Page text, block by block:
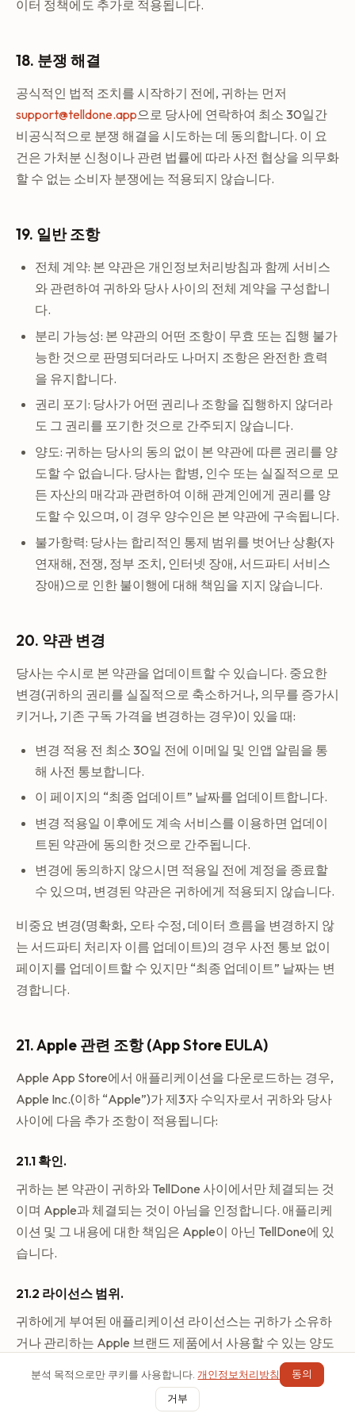
이터 정책에도 추가로 적용됩니다.
18. 분쟁 해결
공식적인 법적 조치를 시작하기 전에, 귀하는 먼저
support@telldone.app으로 당사에 연락하여 최소 30일간
비공식적으로 분쟁 해결을 시도하는 데 동의합니다. 이 요
건은 가처분 신청이나 관련 법률에 따라 사전 협상을 의무화
할 수 없는 소비자 분쟁에는 적용되지 않습니다.
19. 일반 조항
전체 계약: 본 약관은 개인정보처리방침과 함께 서비스
와 관련하여 귀하와 당사 사이의 전체 계약을 구성합니
다.
분리 가능성: 본 약관의 어떤 조항이 무효 또는 집행 불가
능한 것으로 판명되더라도 나머지 조항은 완전한 효력
을 유지합니다.
권리 포기: 당사가 어떤 권리나 조항을 집행하지 않더라
도 그 권리를 포기한 것으로 간주되지 않습니다.
양도: 귀하는 당사의 동의 없이 본 약관에 따른 권리를 양
도할 수 없습니다. 당사는 합병, 인수 또는 실질적으로 모
든 자산의 매각과 관련하여 이해 관계인에게 권리를 양
도할 수 있으며, 이 경우 양수인은 본 약관에 구속됩니다.
불가항력: 당사는 합리적인 통제 범위를 벗어난 상황(자
연재해, 전쟁, 정부 조치, 인터넷 장애, 서드파티 서비스
장애)으로 인한 불이행에 대해 책임을 지지 않습니다.
20. 약관 변경
당사는 수시로 본 약관을 업데이트할 수 있습니다. 중요한
변경(귀하의 권리를 실질적으로 축소하거나, 의무를 증가시
키거나, 기존 구독 가격을 변경하는 경우)이 있을 때:
변경 적용 전 최소 30일 전에 이메일 및 인앱 알림을 통
해 사전 통보합니다.
이 페이지의 “최종 업데이트” 날짜를 업데이트합니다.
변경 적용일 이후에도 계속 서비스를 이용하면 업데이
트된 약관에 동의한 것으로 간주됩니다.
변경에 동의하지 않으시면 적용일 전에 계정을 종료할
수 있으며, 변경된 약관은 귀하에게 적용되지 않습니다.
비중요 변경(명확화, 오타 수정, 데이터 흐름을 변경하지 않
는 서드파티 처리자 이름 업데이트)의 경우 사전 통보 없이
페이지를 업데이트할 수 있지만 “최종 업데이트” 날짜는 변
경합니다.
21. Apple 관련 조항 (App Store EULA)
Apple App Store에서 애플리케이션을 다운로드하는 경우,
Apple Inc.(이하 “Apple”)가 제3자 수익자로서 귀하와 당사
사이에 다음 추가 조항이 적용됩니다:
21.1 확인.
귀하는 본 약관이 귀하와 TellDone 사이에서만 체결되는 것
이며 Apple과 체결되는 것이 아님을 인정합니다. 애플리케
이션 및 그 내용에 대한 책임은 Apple이 아닌 TellDone에 있
습니다.
21.2 라이선스 범위.
귀하에게 부여된 애플리케이션 라이선스는 귀하가 소유하
거나 관리하는 Apple 브랜드 제품에서 사용할 수 있는 양도
불가능한 라이선스로서, Apple 미디어 서비스 이용 약관에
규정된 사용 규칙에 따릅니다. 다만 Family Sharing 또는 일
괄 구매를 통해 귀하와 연결된 다른 계정에서도 애플리케이
분석 목적으로만 쿠키를 사용합니다. 개인정보처리방침
동의
거부